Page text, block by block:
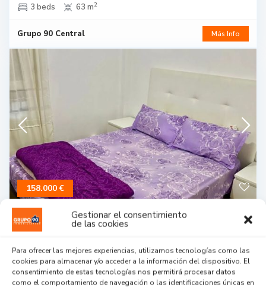
Gestionar el consentimiento
de las cookies
Para ofrecer las mejores experiencias, utilizamos tecnologías como las
cookies para almacenar y/o acceder a la información del dispositivo. El
consentimiento de estas tecnologías nos permitirá procesar datos
como el comportamiento de navegación o las identificaciones únicas en
3 beds
63 m2
Grupo 90 Central Más Info
158.000 €
Venta Piso Quart de Poblet ref. 1-65835
Quart de Poblet
Categoria:PisoenVenta
4 beds
65 m 2